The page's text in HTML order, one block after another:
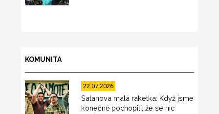
KOMUNITA
22.07.2026
Satanova malá raketka: Když jsme
konečně pochopili, že se nic